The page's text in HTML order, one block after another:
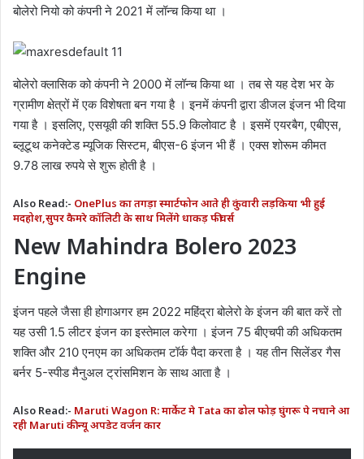
बोलेरो नियो को कंपनी ने 2021 में लॉन्च किया था ।
बोलेरो क्लासिक को कंपनी ने 2000 में लॉन्च किया था । तब से यह देश भर के
ग्रामीण क्षेत्रों में एक विशेषता बन गया है । इनमें कंपनी द्वारा डीजल इंजन भी दिया
गया है । इसलिए, एसयूवी की शक्ति 55.9 किलोवाट है । इसमें एयरबैग, एबीएस,
ब्लूटूथ कनेक्टेड म्यूजिक सिस्टम, बीएस-6 इंजन भी हैं । एक्स शोरूम कीमत
9.78 लाख रुपये से शुरू होती है ।
Also Read:- OnePlus का तगड़ा स्मार्टफोन आते ही कुंवारी लड़किया भी हुई
मदहोश,सुपर कैमरे कॉलिटी के साथ मिलेंगे धाकड़ फीचर्स
New Mahindra Bolero 2023
Engine
इंजन पहले जैसा ही होगाअगर हम 2022 महिंद्रा बोलेरो के इंजन की बात करें तो
यह उसी 1.5 लीटर इंजन का इस्तेमाल करेगा । इंजन 75 बीएचपी की अधिकतम
शक्ति और 210 एनएम का अधिकतम टॉर्क पैदा करता है । यह तीन सिलेंडर गैस
बर्नर 5-स्पीड मैनुअल ट्रांसमिशन के साथ आता है ।
Also Read:- Maruti Wagon R: मार्केट मे Tata का ढोल फोड़ घुंगरू पे नचाने आ
रही Maruti की न्यू अपडेट वर्जन कार